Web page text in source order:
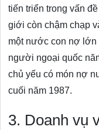
tiến triển trong vấn
giới còn chậm chạp
một nước con nợ lớn
người ngoại quốc
chủ yếu có món nợ
cuối năm 1987.
3. Doanh vụ